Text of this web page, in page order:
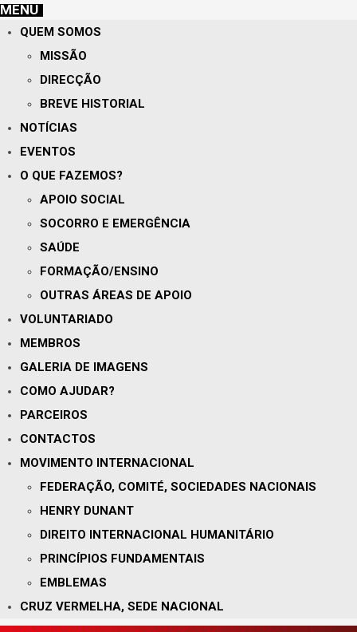
MENU
QUEM SOMOS
MISSÃO
DIRECÇÃO
BREVE HISTORIAL
NOTÍCIAS
EVENTOS
O QUE FAZEMOS?
APOIO SOCIAL
SOCORRO E EMERGÊNCIA
SAÚDE
FORMAÇÃO/ENSINO
OUTRAS ÁREAS DE APOIO
VOLUNTARIADO
MEMBROS
GALERIA DE IMAGENS
COMO AJUDAR?
PARCEIROS
CONTACTOS
MOVIMENTO INTERNACIONAL
FEDERAÇÃO, COMITÉ, SOCIEDADES NACIONAIS
HENRY DUNANT
DIREITO INTERNACIONAL HUMANITÁRIO
PRINCÍPIOS FUNDAMENTAIS
EMBLEMAS
CRUZ VERMELHA, SEDE NACIONAL